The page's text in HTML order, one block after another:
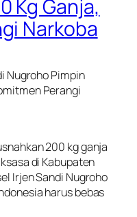
Kg Ganja,
Narkoba
Nugroho Pimpin
Perangi
200 kg ganja
di Kabupaten
Irjen Sandi Nugroho
harus bebas